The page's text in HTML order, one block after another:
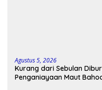
Agustus 5, 2026
Kurang dari Sebulan
Penganiayaan Maut